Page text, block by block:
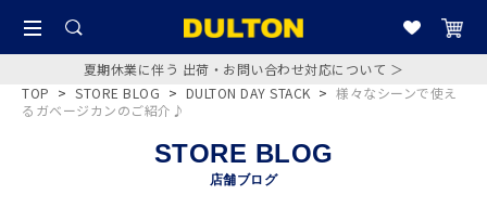
夏期休業に伴う 出荷・お問い合わせ対応について ＞
TOP > STORE BLOG > DULTON DAY STACK > 様々なシーンで使え
るガベージカンのご紹介♪
STORE BLOG
店舗ブログ